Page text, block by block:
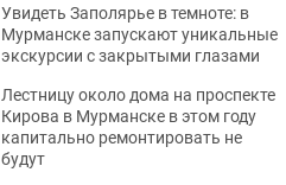
Увидеть Заполярье в темноте: в
Мурманске запускают уникальные
экскурсии с закрытыми глазами
Лестницу около дома на проспекте
Кирова в Мурманске в этом году
капитально ремонтировать не
будут